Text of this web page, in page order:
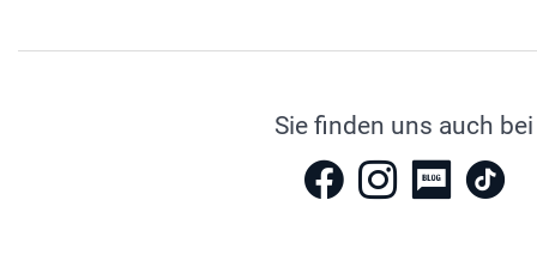
Sie finden uns auch bei